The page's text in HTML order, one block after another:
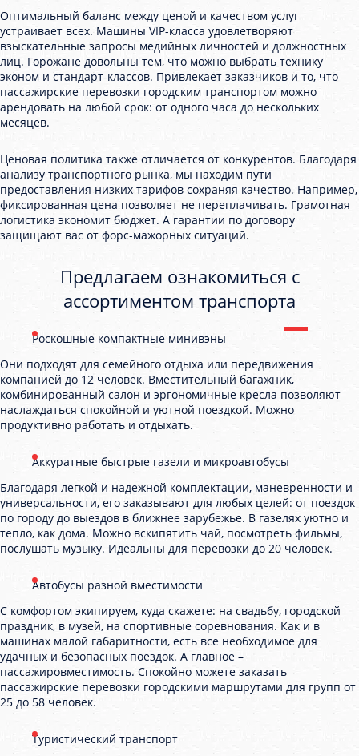
Оптимальный баланс между ценой и качеством услуг
устраивает всех. Машины VIP-класса удовлетворяют
взыскательные запросы медийных личностей и должностных
лиц. Горожане довольны тем, что можно выбрать технику
эконом и стандарт-классов. Привлекает заказчиков и то, что
пассажирские перевозки городским транспортом можно
арендовать на любой срок: от одного часа до нескольких
месяцев.
Ценовая политика также отличается от конкурентов. Благодаря
анализу транспортного рынка, мы находим пути
предоставления низких тарифов сохраняя качество. Например,
фиксированная цена позволяет не переплачивать. Грамотная
логистика экономит бюджет. А гарантии по договору
защищают вас от форс-мажорных ситуаций.
Предлагаем ознакомиться с
ассортиментом транспорта
Роскошные компактные минивэны
Они подходят для семейного отдыха или передвижения
компанией до 12 человек. Вместительный багажник,
комбинированный салон и эргономичные кресла позволяют
наслаждаться спокойной и уютной поездкой. Можно
продуктивно работать и отдыхать.
Аккуратные быстрые газели и микроавтобусы
Благодаря легкой и надежной комплектации, маневренности и
универсальности, его заказывают для любых целей: от поездок
по городу до выездов в ближнее зарубежье. В газелях уютно и
тепло, как дома. Можно вскипятить чай, посмотреть фильмы,
послушать музыку. Идеальны для перевозки до 20 человек.
Автобусы разной вместимости
С комфортом экипируем, куда скажете: на свадьбу, городской
праздник, в музей, на спортивные соревнования. Как и в
машинах малой габаритности, есть все необходимое для
удачных и безопасных поездок. А главное –
пассажировместимость. Спокойно можете заказать
пассажирские перевозки городскими маршрутами для групп от
25 до 58 человек.
Туристический транспорт